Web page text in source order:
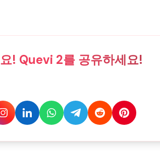
! Quevi 2를 공유하세요!